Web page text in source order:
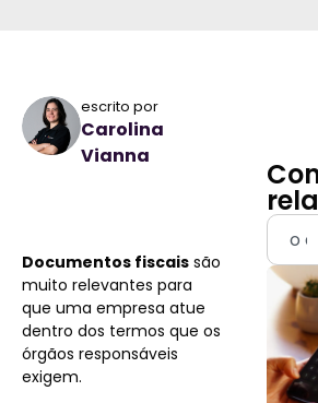
escrito por
Carolina
Vianna
Documentos fiscais são
muito relevantes para
que uma empresa atue
dentro dos termos que os
órgãos responsáveis
exigem.